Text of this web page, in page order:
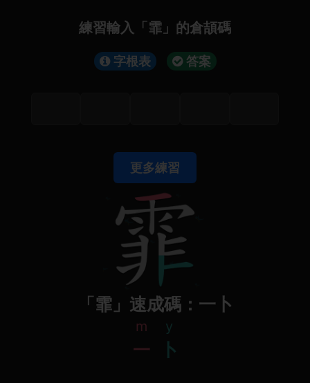
練習輸入「霏」的倉頡碼
字根表 答案
更多練習
「霏」速成碼：一卜
m
一
y
卜